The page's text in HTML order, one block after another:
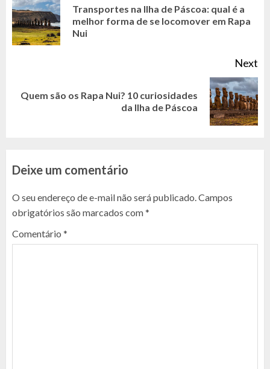
READINGTransportes na Ilha de Páscoa: qual é a
melhor forma de se locomover em Rapa
Nui
Next
Next
Quem são os Rapa Nui? 10 curiosidades
da Ilha de Páscoa
Deixe um comentário
O seu endereço de e-mail não será publicado. Campos
obrigatórios são marcados com*
Comentário *